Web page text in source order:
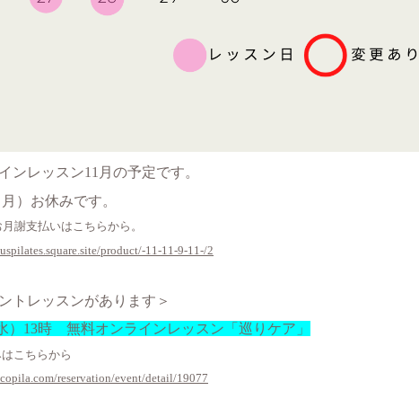
ンレッスン11月の予定です。
）お休みです。
謝支払いはこちらから。
product/-11-11-9-11-/2
トレッスンがあります＞
）13時 無料オンラインレッスン「巡りケア」
こちらから
reservation/event/detail/19077